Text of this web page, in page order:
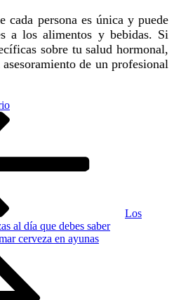
a los alimentos y bebidas. Si
sobre tu salud hormonal,
de un profesional
en
El
entre
femeninas
Los
al día que debes saber
cerveza en ayunas